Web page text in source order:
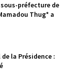
préfecture de
Thug* a
la Présidence :